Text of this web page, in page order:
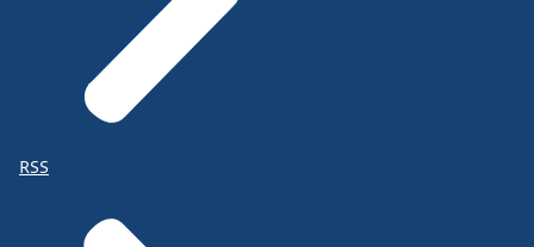
RSS